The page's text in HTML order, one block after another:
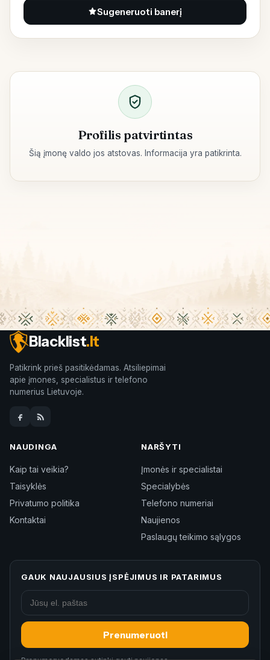
Sugeneruoti banerį
Profilis patvirtintas
Šią įmonę valdo jos atstovas. Informacija yra patikrinta.
Blacklist.lt
Patikrink prieš pasitikėdamas. Atsiliepimai
apie įmones, specialistus ir telefono
numerius Lietuvoje.
NAUDINGA
Kaip tai veikia?
Taisyklės
Privatumo politika
Kontaktai
NARŠYTI
Įmonės ir specialistai
Specialybės
Telefono numeriai
Naujienos
Paslaugų teikimo sąlygos
GAUK NAUJAUSIUS ĮSPĖJIMUS IR PATARIMUS
Prenumeruoti